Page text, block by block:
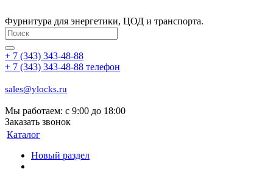
Фурнитура для энергетики, ЦОД и транспорта.
+ 7 (343) 343-48-88
+ 7 (343) 343-48-88 телефон
sales@ylocks.ru
Мы работаем: с 9:00 до 18:00
Заказать звонок
Каталог
Новый раздел